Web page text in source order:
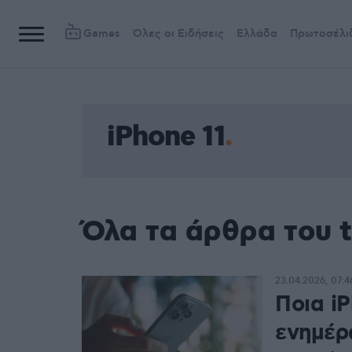
Games Όλες οι Ειδήσεις Ελλάδα
iPhone 11
Όλα τα άρθρα του
Ποια
23.04.2026,